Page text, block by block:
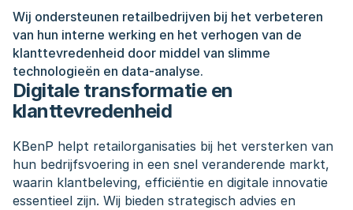
Wij ondersteunen retailbedrijven bij het verbeteren
van hun interne werking en het verhogen van de
klanttevredenheid door middel van slimme
technologieën en data-analyse.
Digitale transformatie en
klanttevredenheid
KBenP helpt retailorganisaties bij het versterken van
hun bedrijfsvoering in een snel veranderende markt,
waarin klantbeleving, efficiëntie en digitale innovatie
essentieel zijn. Wij bieden strategisch advies en